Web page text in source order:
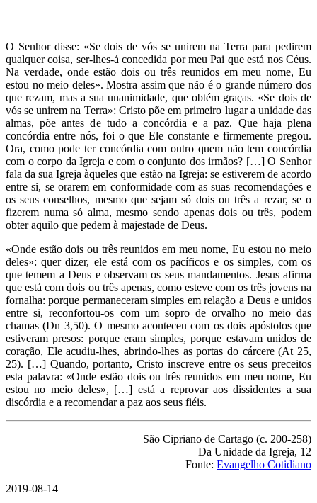
O Senhor disse: «Se dois de vós se unirem na Terra para pedirem
qualquer coisa, ser-lhes-á concedida por meu Pai que está nos Céus.
Na verdade, onde estão dois ou três reunidos em meu nome, Eu
estou no meio deles». Mostra assim que não é o grande número dos
que rezam, mas a sua unanimidade, que obtém graças. «Se dois de
vós se unirem na Terra»: Cristo põe em primeiro lugar a unidade das
almas, põe antes de tudo a concórdia e a paz. Que haja plena
concórdia entre nós, foi o que Ele constante e firmemente pregou.
Ora, como pode ter concórdia com outro quem não tem concórdia
com o corpo da Igreja e com o conjunto dos irmãos? […] O Senhor
fala da sua Igreja àqueles que estão na Igreja: se estiverem de acordo
entre si, se orarem em conformidade com as suas recomendações e
os seus conselhos, mesmo que sejam só dois ou três a rezar, se o
fizerem numa só alma, mesmo sendo apenas dois ou três, podem
obter aquilo que pedem à majestade de Deus.
«Onde estão dois ou três reunidos em meu nome, Eu estou no meio
deles»: quer dizer, ele está com os pacíficos e os simples, com os
que temem a Deus e observam os seus mandamentos. Jesus afirma
que está com dois ou três apenas, como esteve com os três jovens na
fornalha: porque permaneceram simples em relação a Deus e unidos
entre si, reconfortou-os com um sopro de orvalho no meio das
chamas (Dn 3,50). O mesmo aconteceu com os dois apóstolos que
estiveram presos: porque eram simples, porque estavam unidos de
coração, Ele acudiu-lhes, abrindo-lhes as portas do cárcere (At 25,
25). […] Quando, portanto, Cristo inscreve entre os seus preceitos
esta palavra: «Onde estão dois ou três reunidos em meu nome, Eu
estou no meio deles», […] está a reprovar aos dissidentes a sua
discórdia e a recomendar a paz aos seus fiéis.
São Cipriano de Cartago (c. 200-258)
Da Unidade da Igreja, 12
Fonte: Evangelho Cotidiano
2019-08-14